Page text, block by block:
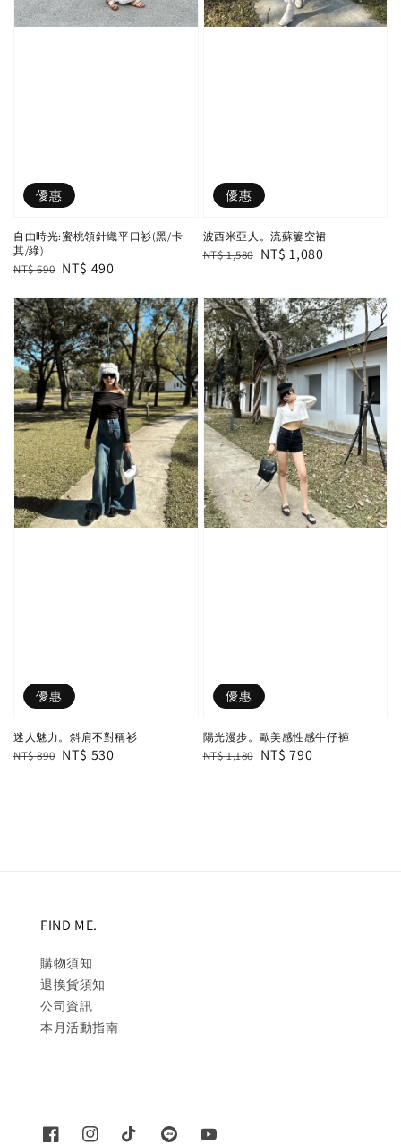
優惠
自由時光:蜜桃領針織平口衫(黑/卡
其/綠)
Regular
NT$ 690 Sale
NT$ 490
優惠
波西米亞人。流蘇簍空裙
Regular
NT$ 1,580 Sale
NT$ 1,080
優惠
迷人魅力。斜肩不對稱衫
Regular
NT$ 890 Sale
NT$ 530
優惠
陽光漫步。歐美感性感牛仔褲
Regular
NT$ 1,180 Sale
NT$ 790
FIND ME.
購物須知
退換貨須知
公司資訊
本月活動指南